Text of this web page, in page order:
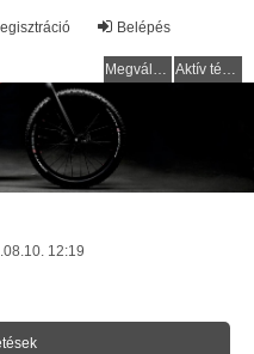
Belépés
Megválaszolatlan témák Aktív témák
12:19